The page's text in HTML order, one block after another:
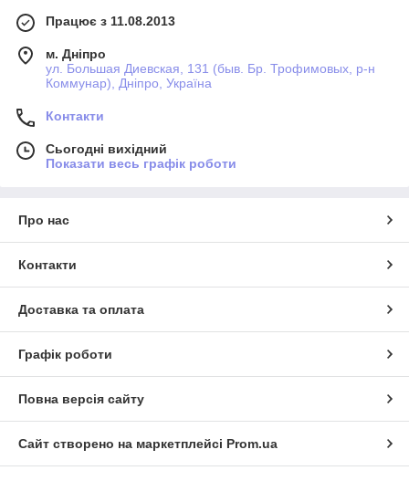
Працює з 11.08.2013
м. Дніпро
ул. Большая Диевская, 131 (быв. Бр. Трофимовых, р-н
Коммунар), Дніпро, Україна
Контакти
Сьогодні вихідний
Показати весь графік роботи
Про нас
Контакти
Доставка та оплата
Графік роботи
Повна версія сайту
Сайт створено на маркетплейсі Prom.ua